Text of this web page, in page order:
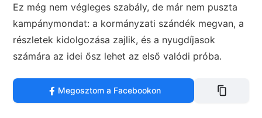
Ez még nem végleges szabály, de már nem puszta
kampánymondat: a kormányzati szándék megvan, a
részletek kidolgozása zajlik, és a nyugdíjasok
számára az idei ősz lehet az első valódi próba.
Megosztom a Facebookon